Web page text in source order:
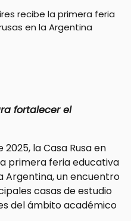
fortalecer el
la Casa Rusa en
primera feria educativa
Argentina, un encuentro
casas de estudio
del ámbito académico